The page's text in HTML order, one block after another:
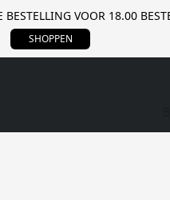
VOOR 18.00
SHOPPEN